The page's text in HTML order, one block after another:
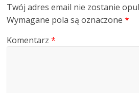
Twój adres email nie zostanie
Wymagane pola są oznaczone*
Komentarz*